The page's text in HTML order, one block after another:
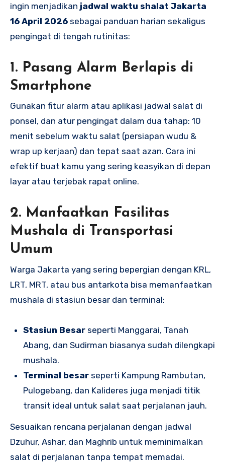
ingin menjadikan jadwal waktu shalat Jakarta
16 April 2026 sebagai panduan harian sekaligus
pengingat di tengah rutinitas:
1. Pasang Alarm Berlapis di
Smartphone
Gunakan fitur alarm atau aplikasi jadwal salat di
ponsel, dan atur pengingat dalam dua tahap: 10
menit sebelum waktu salat (persiapan wudu &
wrap up kerjaan) dan tepat saat azan. Cara ini
efektif buat kamu yang sering keasyikan di depan
layar atau terjebak rapat online.
2. Manfaatkan Fasilitas
Mushala di Transportasi
Umum
Warga Jakarta yang sering bepergian dengan KRL,
LRT, MRT, atau bus antarkota bisa memanfaatkan
mushala di stasiun besar dan terminal:
Stasiun Besarseperti Manggarai, Tanah
Abang, dan Sudirman biasanya sudah dilengkapi
mushala.
Terminal besarseperti Kampung Rambutan,
Pulogebang, dan Kalideres juga menjadi titik
transit ideal untuk salat saat perjalanan jauh.
Sesuaikan rencana perjalanan dengan jadwal
Dzuhur, Ashar, dan Maghrib untuk meminimalkan
salat di perjalanan tanpa tempat memadai.